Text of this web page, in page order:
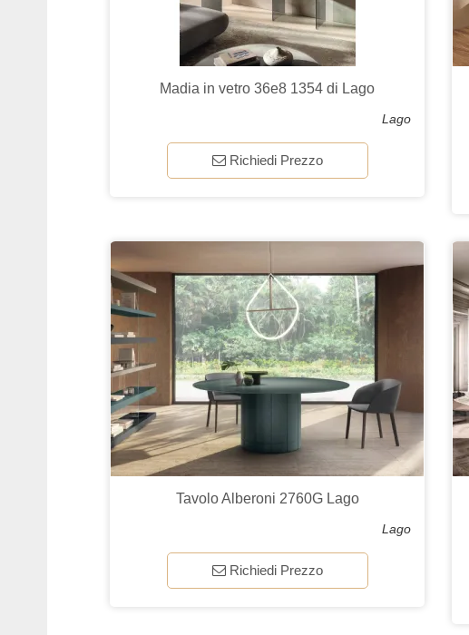
Madia in vetro 36e8 1354 di Lago
Lago
Richiedi Prezzo
Tavolo Alberoni 2760G Lago
Lago
Richiedi Prezzo